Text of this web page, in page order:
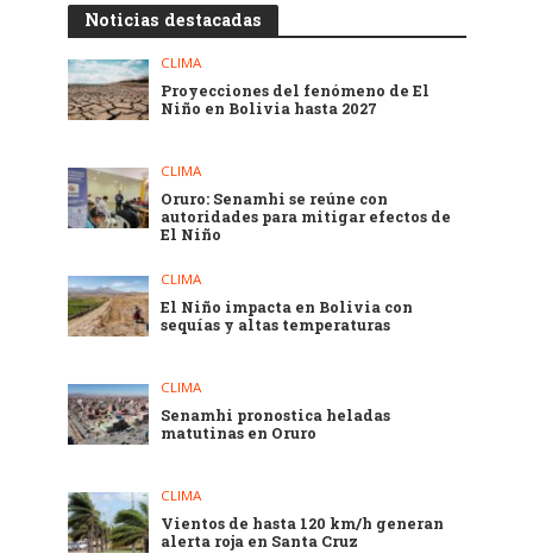
Noticias destacadas
CLIMA
Proyecciones del fenómeno de El
Niño en Bolivia hasta 2027
CLIMA
Oruro: Senamhi se reúne con
autoridades para mitigar efectos de
El Niño
CLIMA
El Niño impacta en Bolivia con
sequías y altas temperaturas
CLIMA
Senamhi pronostica heladas
matutinas en Oruro
CLIMA
Vientos de hasta 120 km/h generan
alerta roja en Santa Cruz